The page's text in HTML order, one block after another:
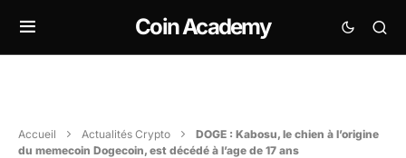
Coin Academy
Accueil Actualités Crypto
DOGE : Kabosu, le chien à l’origine
du memecoin Dogecoin, est décédé à l’age de 17 ans